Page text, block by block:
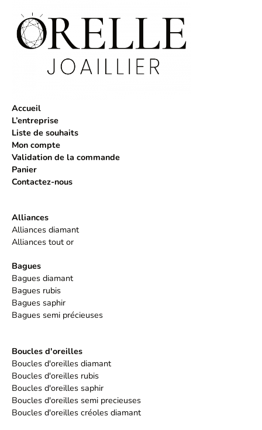
Accueil
L’entreprise
Liste de souhaits
Mon compte
Validation de la commande
Panier
Contactez-nous
Alliances
Alliances diamant
Alliances tout or
Bagues
Bagues diamant
Bagues rubis
Bagues saphir
Bagues semi précieuses
Boucles d'oreilles
Boucles d'oreilles diamant
Boucles d'oreilles rubis
Boucles d'oreilles saphir
Boucles d'oreilles semi precieuses
Boucles d'oreilles créoles diamant